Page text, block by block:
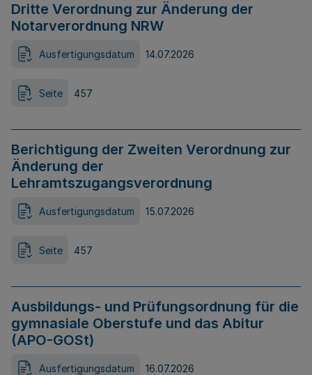
Dritte Verordnung zur Änderung der
Notarverordnung NRW
Ausfertigungsdatum 14.07.2026
Seite 457
Berichtigung der Zweiten Verordnung zur
Änderung der
Lehramtszugangsverordnung
Ausfertigungsdatum 15.07.2026
Seite 457
Ausbildungs- und Prüfungsordnung für die
gymnasiale Oberstufe und das Abitur
(APO-GOSt)
Ausfertigungsdatum 16.07.2026